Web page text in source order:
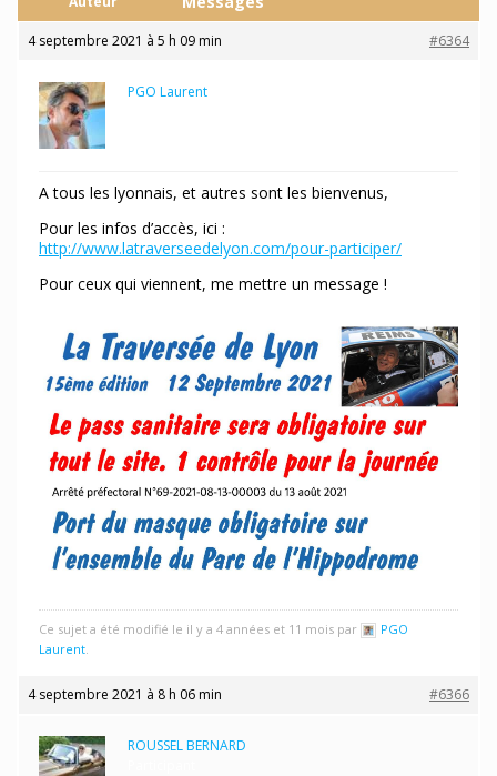
4 septembre 2021 à 5 h 09 min #6364
PGO Laurent
A tous les lyonnais, et autres sont les bienvenus,
Pour les infos d’accès, ici :
http://www.latraverseedelyon.com/pour-participer/
Pour ceux qui viennent, me mettre un message !
Ce sujet a été modifié le il y a 4 années et 11 mois par
PGO
Laurent
4 septembre 2021 à 8 h 06 min #6366
ROUSSEL BERNARD